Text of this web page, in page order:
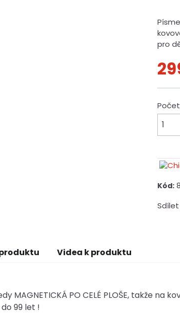
pro
Počet
Kód:
Sdílet
Videa k produktu
MAGNETICKÁ PO CELÉ PLOŠE, takže na
99 let !